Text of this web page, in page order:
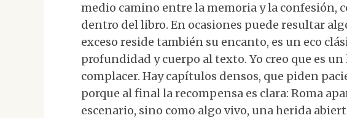
medio camino entre la memoria y la confesión,
dentro del libro. En ocasiones puede resultar
exceso reside también su encanto, es un eco
profundidad y cuerpo al texto. Yo creo que es
complacer. Hay capítulos densos, que piden
porque al final la recompensa es clara: Roma
escenario, sino como algo vivo, una herida